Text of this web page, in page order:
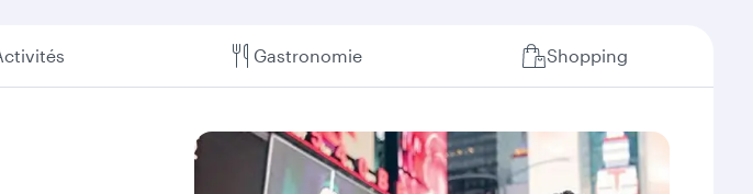
Gastronomie Shopping